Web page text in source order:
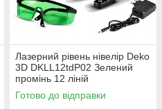
Лазерний рівень нівелір Deko
3D DKLL12tdP02 Зелений
промінь 12 ліній
Готово до відправки